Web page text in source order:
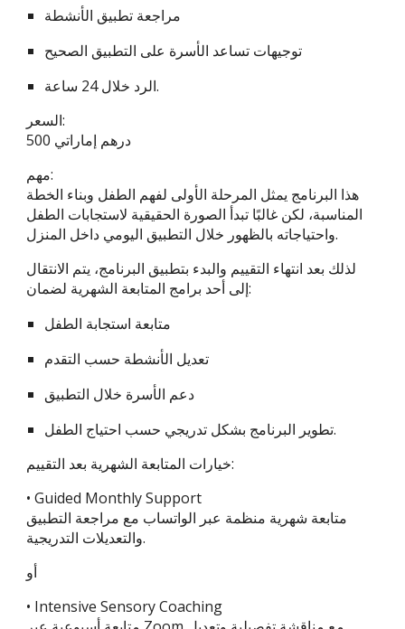
مراجعة تطبيق الأنشطة
توجيهات تساعد الأسرة على التطبيق الصحيح
الرد خلال 24 ساعة.
السعر:
500 درهم إماراتي
مهم:
هذا البرنامج يمثل المرحلة الأولى لفهم الطفل وبناء الخطة
المناسبة، لكن غالبًا تبدأ الصورة الحقيقية لاستجابات الطفل
واحتياجاته بالظهور خلال التطبيق اليومي داخل المنزل.
لذلك بعد انتهاء التقييم والبدء بتطبيق البرنامج، يتم الانتقال
إلى أحد برامج المتابعة الشهرية لضمان:
متابعة استجابة الطفل
تعديل الأنشطة حسب التقدم
دعم الأسرة خلال التطبيق
تطوير البرنامج بشكل تدريجي حسب احتياج الطفل.
خيارات المتابعة الشهرية بعد التقييم:
• Guided Monthly Support
متابعة شهرية منظمة عبر الواتساب مع مراجعة التطبيق
والتعديلات التدريجية.
أو
• Intensive Sensory Coaching